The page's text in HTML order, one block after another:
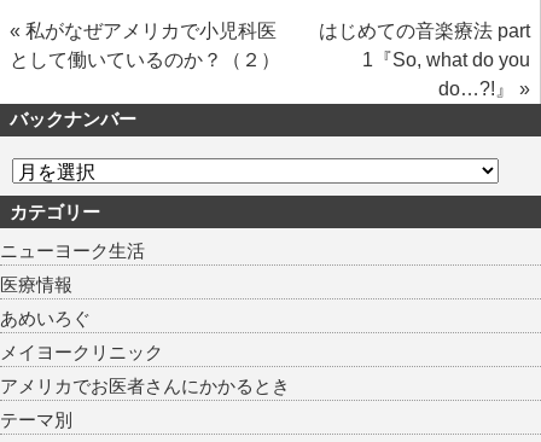
« 私がなぜアメリカで小児科医
として働いているのか？（２）
はじめての音楽療法 part
1『So, what do you
do…?!』
»
バックナンバー
カテゴリー
ニューヨーク生活
医療情報
あめいろぐ
メイヨークリニック
アメリカでお医者さんにかかるとき
テーマ別